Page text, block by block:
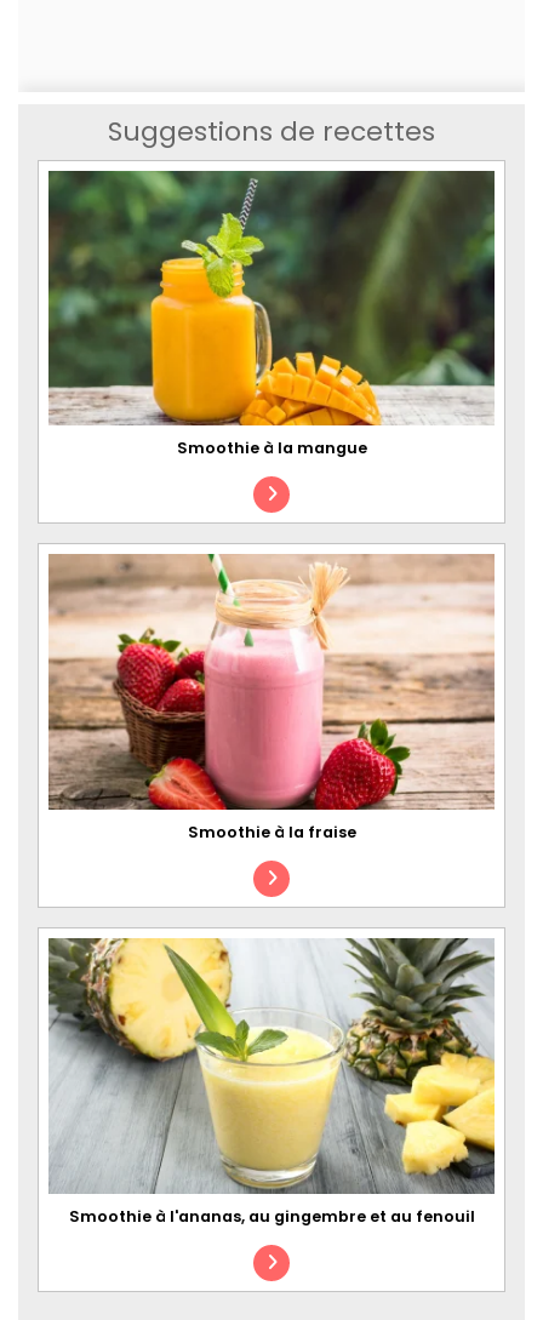
Suggestions de recettes
Smoothie à la mangue
Smoothie à la fraise
Smoothie à l'ananas, au gingembre et au fenouil